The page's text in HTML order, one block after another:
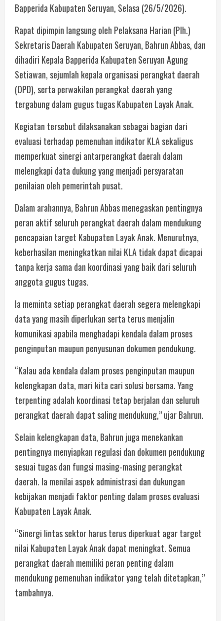
Bapperida Kabupaten Seruyan, Selasa (26/5/2026).
Rapat dipimpin langsung oleh Pelaksana Harian (Plh.)
Sekretaris Daerah Kabupaten Seruyan, Bahrun Abbas, dan
dihadiri Kepala Bapperida Kabupaten Seruyan Agung
Setiawan, sejumlah kepala organisasi perangkat daerah
(OPD), serta perwakilan perangkat daerah yang
tergabung dalam gugus tugas Kabupaten Layak Anak.
Kegiatan tersebut dilaksanakan sebagai bagian dari
evaluasi terhadap pemenuhan indikator KLA sekaligus
memperkuat sinergi antarperangkat daerah dalam
melengkapi data dukung yang menjadi persyaratan
penilaian oleh pemerintah pusat.
Dalam arahannya, Bahrun Abbas menegaskan pentingnya
peran aktif seluruh perangkat daerah dalam mendukung
pencapaian target Kabupaten Layak Anak. Menurutnya,
keberhasilan meningkatkan nilai KLA tidak dapat dicapai
tanpa kerja sama dan koordinasi yang baik dari seluruh
anggota gugus tugas.
Ia meminta setiap perangkat daerah segera melengkapi
data yang masih diperlukan serta terus menjalin
komunikasi apabila menghadapi kendala dalam proses
penginputan maupun penyusunan dokumen pendukung.
“Kalau ada kendala dalam proses penginputan maupun
kelengkapan data, mari kita cari solusi bersama. Yang
terpenting adalah koordinasi tetap berjalan dan seluruh
perangkat daerah dapat saling mendukung,” ujar Bahrun.
Selain kelengkapan data, Bahrun juga menekankan
pentingnya menyiapkan regulasi dan dokumen pendukung
sesuai tugas dan fungsi masing-masing perangkat
daerah. Ia menilai aspek administrasi dan dukungan
kebijakan menjadi faktor penting dalam proses evaluasi
Kabupaten Layak Anak.
“Sinergi lintas sektor harus terus diperkuat agar target
nilai Kabupaten Layak Anak dapat meningkat. Semua
perangkat daerah memiliki peran penting dalam
mendukung pemenuhan indikator yang telah ditetapkan,”
tambahnya.